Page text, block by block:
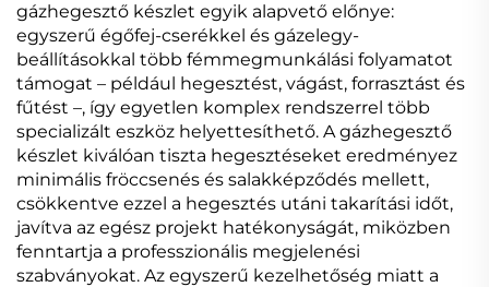
gázhegesztő készlet egyik alapvető előnye:
egyszerű égőfej-cserékkel és gázelegy-
beállításokkal több fémmegmunkálási folyamatot
támogat – például hegesztést, vágást, forrasztást és
fűtést –, így egyetlen komplex rendszerrel több
specializált eszköz helyettesíthető. A gázhegesztő
készlet kiválóan tiszta hegesztéseket eredményez
minimális fröccsenés és salakképződés mellett,
csökkentve ezzel a hegesztés utáni takarítási időt,
javítva az egész projekt hatékonyságát, miközben
fenntartja a professzionális megjelenési
szabványokat. Az egyszerű kezelhetőség miatt a